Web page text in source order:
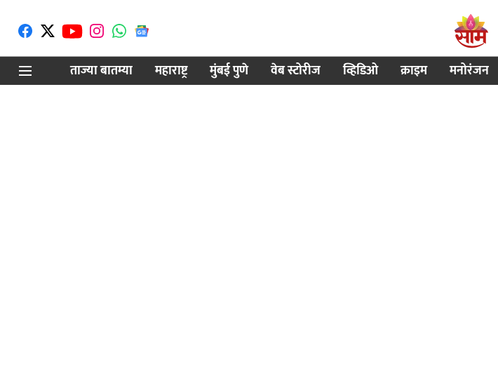
ताज्या बातम्या
महाराष्ट्र मुंबई पुणे वेब स्टोरीज व्हिडिओ क्राइम मनोरंजन